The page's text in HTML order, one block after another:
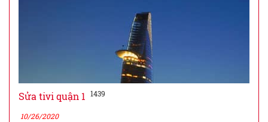
Sửa tivi quận 1 1439
10/26/2020